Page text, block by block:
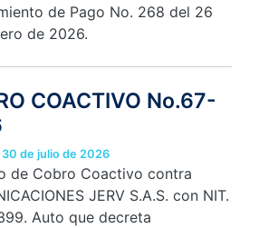
de Pago No. 268 del 26
de 2026.
COACTIVO No.67-
de julio de 2026
de Cobro Coactivo contra
JERV S.A.S. con NIT.
Auto que decreta